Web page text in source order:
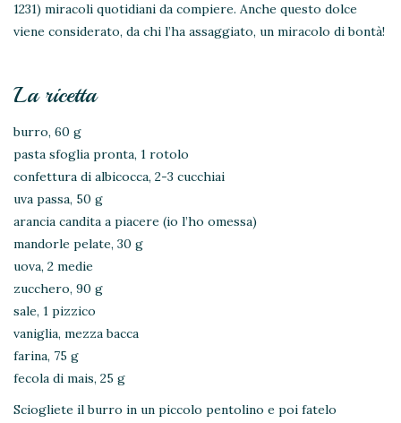
1231) miracoli quotidiani da compiere. Anche questo dolce
viene considerato, da chi l’ha assaggiato, un miracolo di bontà!
La ricetta
burro, 60 g
pasta sfoglia pronta, 1 rotolo
confettura di albicocca, 2-3 cucchiai
uva passa, 50 g
arancia candita a piacere (io l’ho omessa)
mandorle pelate, 30 g
uova, 2 medie
zucchero, 90 g
sale, 1 pizzico
vaniglia, mezza bacca
farina, 75 g
fecola di mais, 25 g
Sciogliete il burro in un piccolo pentolino e poi fatelo